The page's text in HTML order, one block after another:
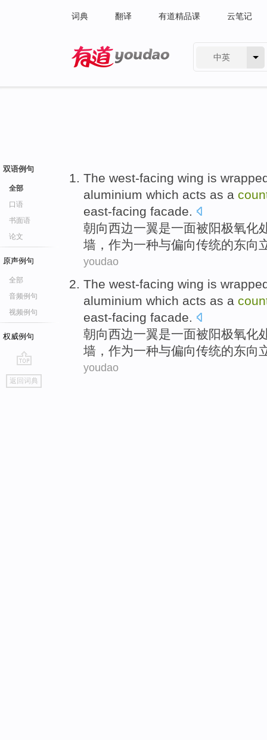
词典 翻译 有道精品课 云笔记
中英
双语例句
全部
口语
书面语
论文
原声例句
全部
音频例句
视频例句
权威例句
go
top
返回词典
The west-facing wing is
aluminium which acts as a
east-facing facade.
朝向西边一翼是一面被阳极氧化
墙 ， 作为一种与偏向传统的东向
youdao
The west-facing wing is
aluminium which acts as a
east-facing facade.
朝向西边一翼是一面被阳极氧化
墙 ， 作为一种与偏向传统的东向
youdao